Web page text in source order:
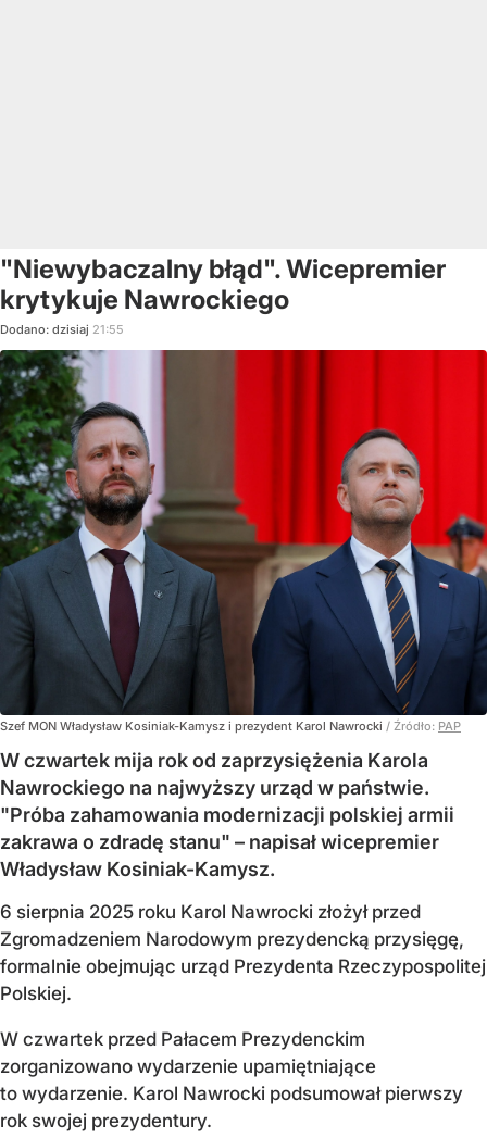
"Niewybaczalny błąd". Wicepremier
krytykuje Nawrockiego
Dodano: dzisiaj 21:55
Szef MON Władysław Kosiniak-Kamysz i prezydent Karol Nawrocki / Źródło: PAP
W czwartek mija rok od zaprzysiężenia Karola
Nawrockiego na najwyższy urząd w państwie.
"Próba zahamowania modernizacji polskiej armii
zakrawa o zdradę stanu" – napisał wicepremier
Władysław Kosiniak-Kamysz.
6 sierpnia 2025 roku Karol Nawrocki złożył przed
Zgromadzeniem Narodowym prezydencką przysięgę,
formalnie obejmując urząd Prezydenta Rzeczypospolitej
Polskiej.
W czwartek przed Pałacem Prezydenckim
zorganizowano wydarzenie upamiętniające
to wydarzenie. Karol Nawrocki podsumował pierwszy
rok swojej prezydentury.